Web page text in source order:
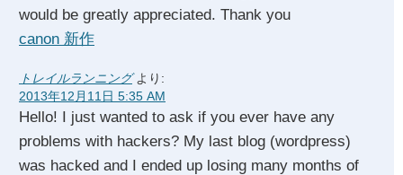
would be greatly appreciated. Thank you
canon 新作
トレイルランニング より:
2013年12月11日 5:35 AM
Hello! I just wanted to ask if you ever have any
problems with hackers? My last blog (wordpress)
was hacked and I ended up losing many months of